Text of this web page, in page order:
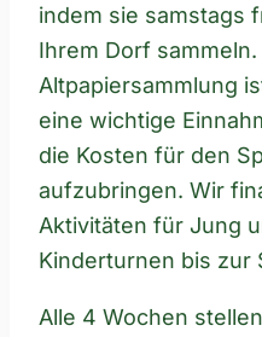
indem sie samstags
Ihrem Dorf
Altpapiersammlung
eine wichtige
die Kosten für den
aufzubringen. Wir
Aktivitäten für Jung
Kinderturnen bis zur
Alle 4 Wochen